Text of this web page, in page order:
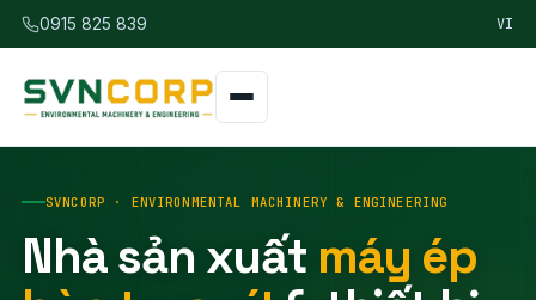
0915 825 839 VI
SVNCORP · ENVIRONMENTAL MACHINERY & ENGINEERING
Nhà sản xuất máy ép